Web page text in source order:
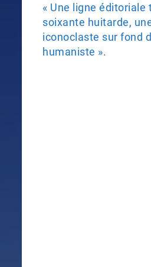
« Une ligne éditoriale
soixante huitarde,
iconoclaste sur fond
humaniste ».